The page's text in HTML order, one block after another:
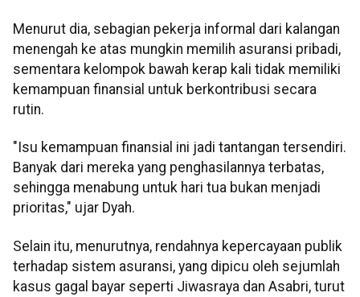
Menurut dia, sebagian pekerja informal dari kalangan
menengah ke atas mungkin memilih asuransi pribadi,
sementara kelompok bawah kerap kali tidak memiliki
kemampuan finansial untuk berkontribusi secara
rutin.
"Isu kemampuan finansial ini jadi tantangan tersendiri.
Banyak dari mereka yang penghasilannya terbatas,
sehingga menabung untuk hari tua bukan menjadi
prioritas," ujar Dyah.
Selain itu, menurutnya, rendahnya kepercayaan publik
terhadap sistem asuransi, yang dipicu oleh sejumlah
kasus gagal bayar seperti Jiwasraya dan Asabri, turut